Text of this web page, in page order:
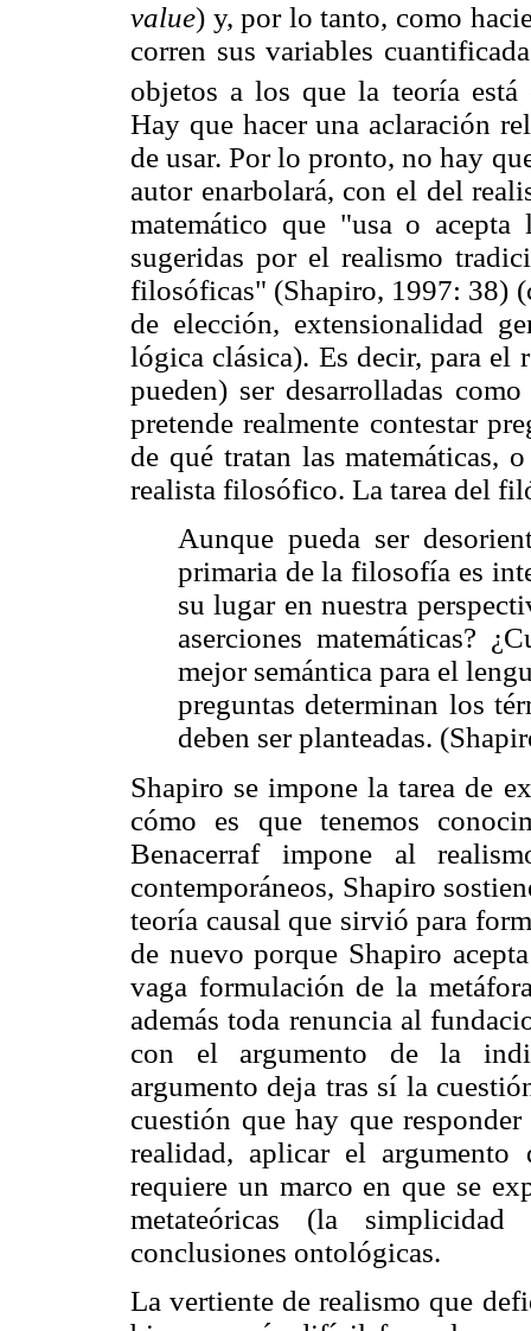
value) y, por lo tanto, como
corren sus variables
objetos a los que la teoría está
Hay que hacer una aclaración
de usar. Por lo pronto, no hay
autor enarbolará, con el del
matemático que "usa o acepta
sugeridas por el realismo
filosóficas" (Shapiro, 1997: 38)
de elección, extensionalidad
lógica clásica). Es decir, para el
pueden) ser desarrolladas
pretende realmente contestar
de qué tratan las matemáticas,
realista filosófico. La tarea del
Aunque pueda ser
primaria de la filosofía es
su lugar en nuestra
aserciones matemáticas?
mejor semántica para el
preguntas determinan los
deben ser planteadas.
Shapiro se impone la tarea de
cómo es que tenemos
Benacerraf impone al
contemporáneos, Shapiro
teoría causal que sirvió para
de nuevo porque Shapiro
vaga formulación de la
además toda renuncia al
con el argumento de la
argumento deja tras sí la
cuestión que hay que
realidad, aplicar el argumento
requiere un marco en que se
metateóricas (la
conclusiones ontológicas.
La vertiente de realismo que